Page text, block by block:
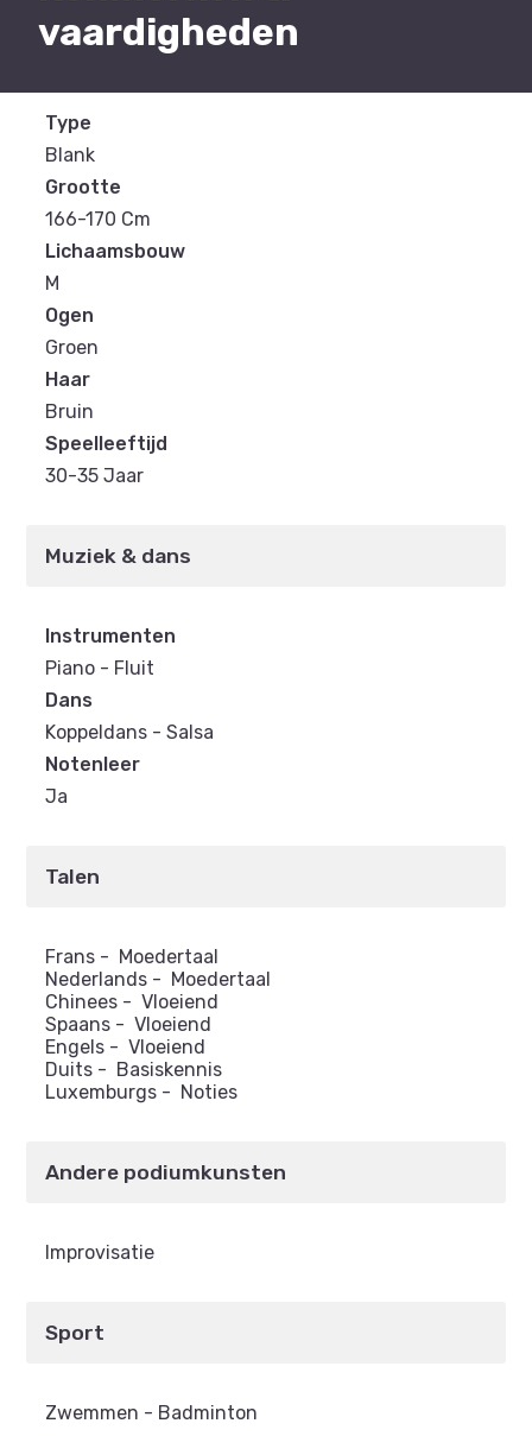
vaardigheden
Type
Blank
Grootte
166-170 Cm
Lichaamsbouw
M
Ogen
Groen
Haar
Bruin
Speelleeftijd
30-35 Jaar
Muziek & dans
Instrumenten
Piano - Fluit
Dans
Koppeldans - Salsa
Notenleer
Ja
Talen
Frans - Moedertaal
Nederlands - Moedertaal
Chinees -Vloeiend
Spaans -Vloeiend
Engels -Vloeiend
Duits - Basiskennis
Luxemburgs - Noties
Andere podiumkunsten
Improvisatie
Sport
Zwemmen - Badminton